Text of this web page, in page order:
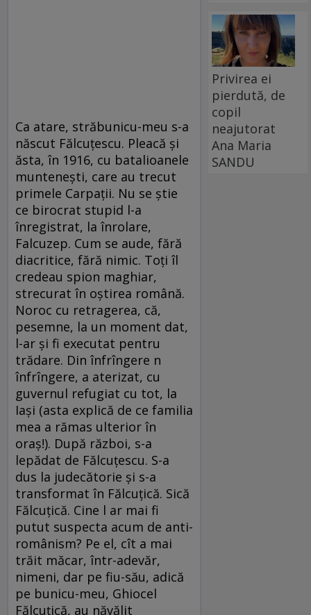
Ca atare, străbunicu-meu s-a
născut Fălcuțescu. Pleacă și
ăsta, în 1916, cu batalioanele
muntenești, care au trecut
primele Carpații. Nu se știe
ce birocrat stupid l-a
înregistrat, la înrolare,
Falcuzep. Cum se aude, fără
diacritice, fără nimic. Toți îl
credeau spion maghiar,
strecurat în oștirea română.
Noroc cu retragerea, că,
pesemne, la un moment dat,
l-ar și fi executat pentru
trădare. Din înfrîngere n
înfrîngere, a aterizat, cu
guvernul refugiat cu tot, la
Iași (asta explică de ce familia
mea a rămas ulterior în
oraș!). După război, s-a
lepădat de Fălcuțescu. S-a
dus la judecătorie și s-a
transformat în Fălcuțică. Sică
Fălcuțică. Cine l ar mai fi
putut suspecta acum de anti­
românism? Pe el, cît a mai
trăit măcar, într-a­devăr,
nimeni, dar pe fiu-său, adică
pe bunicu-meu, Ghiocel
Fălcuțică, au năvălit
Privirea ei
pierdută, de
copil
neajutorat
Ana Maria
SANDU